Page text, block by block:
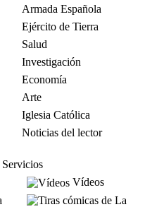
Armada Española
Ejército de Tierra
Salud
Investigación
Economía
Arte
Iglesia Católica
Noticias del lector
Servicios
Vídeos